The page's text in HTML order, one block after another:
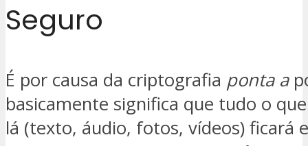
Seguro
É por causa da criptografia ponta a
basicamente significa que tudo o
lá (texto, áudio, fotos, vídeos) ficará